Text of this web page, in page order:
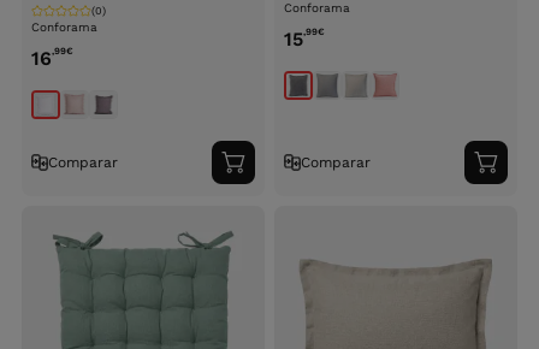
Conforama
(0)
16,99€
Comparar
Adicionar
ao
Conforama
15,99€
Comparar
ao